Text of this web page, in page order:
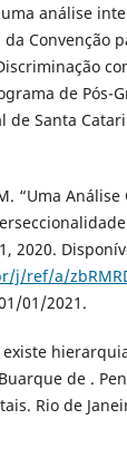
análise
Convenção
de Pós-
de Santa
“Uma
2020.
ref/a/
01/2021.
existe
de .
Rio de